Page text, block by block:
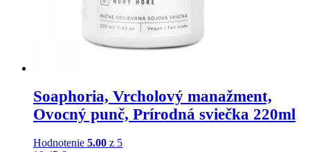
Soaphoria, Vrcholový manažment,
Ovocný punč, Prírodná sviečka 220ml
Hodnotenie 5.00 z 5